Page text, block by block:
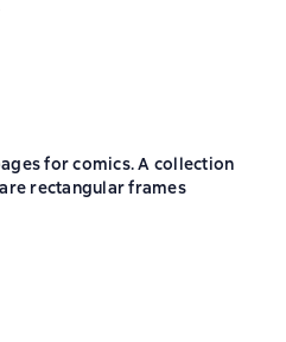
рейтинг 3,8 на основе 4 оценок
for comics. A collection
rectangular frames
рейтинг 0 на основе 0 оценок